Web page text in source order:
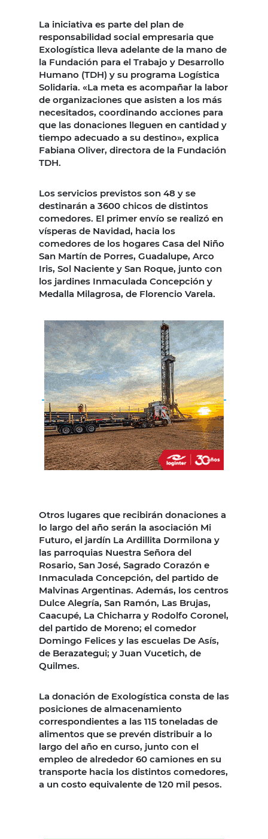
La iniciativa es parte del plan de
responsabilidad social empresaria que
Exologística lleva adelante de la mano de
la Fundación para el Trabajo y Desarrollo
Humano (TDH) y su programa Logística
Solidaria. «La meta es acompañar la labor
de organizaciones que asisten a los más
necesitados, coordinando acciones para
que las donaciones lleguen en cantidad y
tiempo adecuado a su destino», explica
Fabiana Oliver, directora de la Fundación
TDH.
Los servicios previstos son 48 y se
destinarán a 3600 chicos de distintos
comedores. El primer envío se realizó en
vísperas de Navidad, hacia los
comedores de los hogares Casa del Niño
San Martín de Porres, Guadalupe, Arco
Iris, Sol Naciente y San Roque, junto con
los jardines Inmaculada Concepción y
Medalla Milagrosa, de Florencio Varela.
Otros lugares que recibirán donaciones a
lo largo del año serán la asociación Mi
Futuro, el jardín La Ardillita Dormilona y
las parroquias Nuestra Señora del
Rosario, San José, Sagrado Corazón e
Inmaculada Concepción, del partido de
Malvinas Argentinas. Además, los centros
Dulce Alegría, San Ramón, Las Brujas,
Caacupé, La Chicharra y Rodolfo Coronel,
del partido de Moreno; el comedor
Domingo Felices y las escuelas De Asís,
de Berazategui; y Juan Vucetich, de
Quilmes.
La donación de Exologística consta de las
posiciones de almacenamiento
correspondientes a las 115 toneladas de
alimentos que se prevén distribuir a lo
largo del año en curso, junto con el
empleo de alrededor 60 camiones en su
transporte hacia los distintos comedores,
a un costo equivalente de 120 mil pesos.